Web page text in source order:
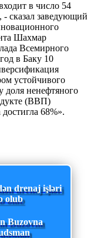
в число 54
- сказал заведующий
Шахмар
Всемирного
в Баку 10
устойчивого
доля ненефтяного
(ВВП)
68%».
drenaj işləri
olub
Buzovna